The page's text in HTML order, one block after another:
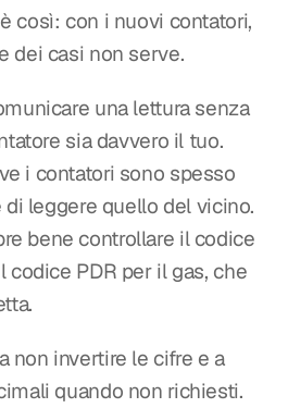
così: con i nuovi contatori,
dei casi non serve.
una lettura senza
sia davvero il tuo.
i contatori sono spesso
leggere quello del vicino.
bene controllare il codice
codice PDR per il gas, che
non invertire le cifre e a
quando non richiesti.